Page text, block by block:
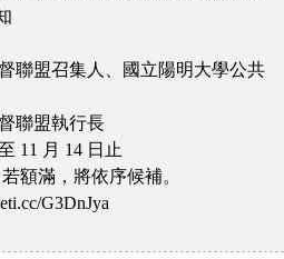
聯盟召集人、國立陽明大學公共
聯盟執行長
11 月 14 日止
額滿，將依序候補。
G3DnJya